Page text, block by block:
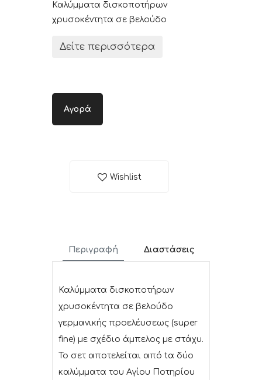
Καλύμματα δισκοποτήρων
χρυσοκέντητα σε βελούδο
Δείτε περισσότερα
Αγορά
Wishlist
Περιγραφή Διαστάσεις
Καλύμματα δισκοποτήρων
χρυσοκέντητα σε βελούδο
γερμανικής προελέυσεως (super
fine) με σχέδιο άμπελος με στάχυ.
Το σετ αποτελείται από tα δύο
καλύμματα του Αγίου Ποτηρίου